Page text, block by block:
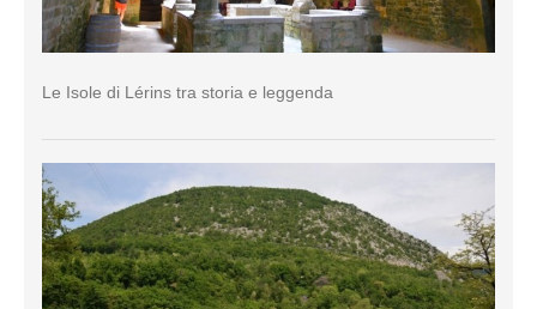
Le Isole di Lérins tra storia e leggenda